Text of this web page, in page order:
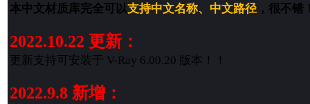
本中文材质库完全可以支持中文名称、中文路径，很不错
2022.10.22 更新：
更新支持可安装于 V-Ray 6.00.20 版本！！
2022.9.8 新增：